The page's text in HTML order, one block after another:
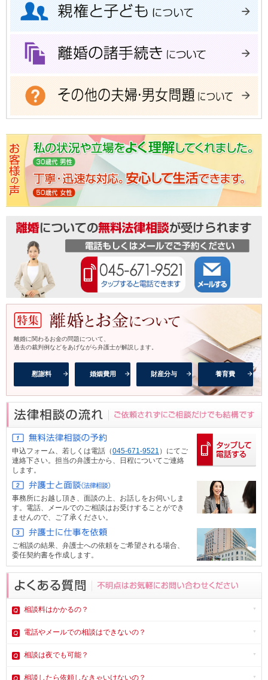
離婚に関わるお金の問題について、
過去の裁判例などをあげながら弁護士が解説します。
慰謝料 婚姻費用 財産分与 養育費
申込フォーム、 若しくは電話（045-671-9521 ）にてご
連絡下さい。担当の弁護士から、日程についてご連絡
します。
事務所にお越し頂き、面談の上、お話しをお伺いしま
す。電話、メールでのご相談はお受けすることができ
ませんので、ご了承ください。
ご相談の結果、弁護士への依頼をご希望される場合、
委任契約書を作成します。
相談料はかかるの？
電話やメールでの相談はできないの？
相談は夜でも可能？
相談したら依頼しなきゃいけないの？